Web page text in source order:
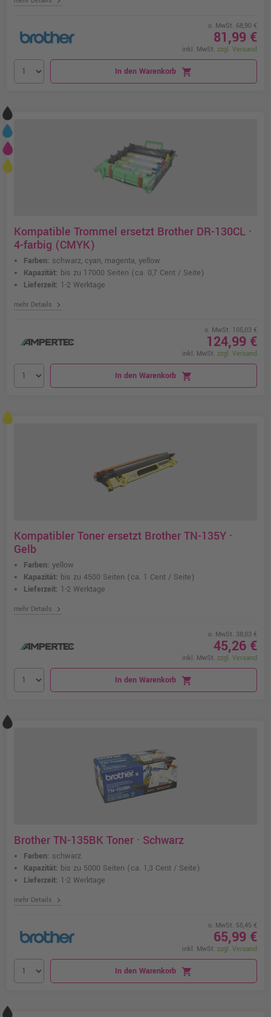
o. MwSt. 68,90 €
81,99 €
inkl. MwSt. zzgl. Versand
In den Warenkorb shopping_cart
Kompatible Trommel ersetzt Brother DR-130CL ·
4-farbig (CMYK)
Farben: schwarz, cyan, magenta, yellow
Kapazität: bis zu 17000 Seiten (ca. 0,7 Cent / Seite)
Lieferzeit: 1-2 Werktage
mehr Details chevron_right
o. MwSt. 105,03 €
124,99 €
inkl. MwSt. zzgl. Versand
In den Warenkorb shopping_cart
Kompatibler Toner ersetzt Brother TN-135Y ·
Gelb
Farben: yellow
Kapazität: bis zu 4500 Seiten (ca. 1 Cent / Seite)
Lieferzeit: 1-2 Werktage
mehr Details chevron_right
o. MwSt. 38,03 €
45,26 €
inkl. MwSt. zzgl. Versand
In den Warenkorb shopping_cart
Brother TN-135BK Toner · Schwarz
Farben: schwarz
Kapazität: bis zu 5000 Seiten (ca. 1,3 Cent / Seite)
Lieferzeit: 1-2 Werktage
mehr Details chevron_right
o. MwSt. 55,45 €
65,99 €
inkl. MwSt. zzgl. Versand
In den Warenkorb shopping_cart